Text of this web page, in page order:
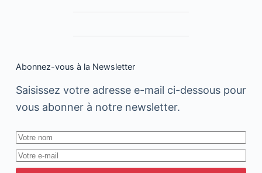
Abonnez-vous à la Newsletter
Saisissez votre adresse e-mail ci-dessous pour
vous abonner à notre newsletter.